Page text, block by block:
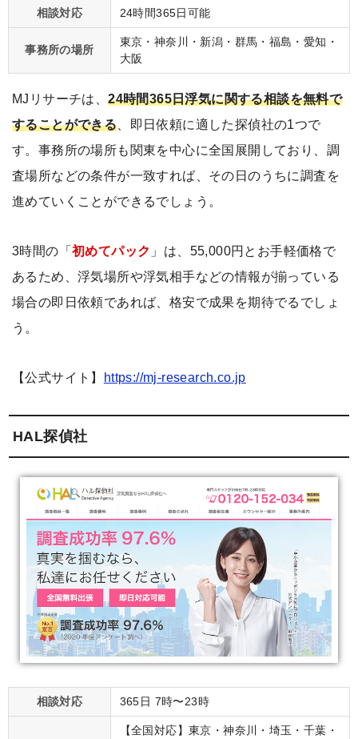
相談対応 24時間365日可能
事務所の場所
東京・神奈川・新潟・群馬・福島・愛知・
大阪
MJリサーチは、24時間365日浮気に関する相談を無料で
することができる 、即日依頼に適した探偵社の1つで
す。事務所の場所も関東を中心に全国展開しており、調
査場所などの条件が一致すれば、その日のうちに調査を
進めていくことができるでしょう。
3時間の「 初めてパック 」は、55,000円とお手軽価格で
あるため、浮気場所や浮気相手などの情報が揃っている
場合の即日依頼であれば、格安で成果を期待でるでしょ
う。
【公式サイト】 https://mj-research.co.jp
HAL探偵社
相談対応 365日 7時〜23時
【全国対応】東京・神奈川・埼玉・千葉・